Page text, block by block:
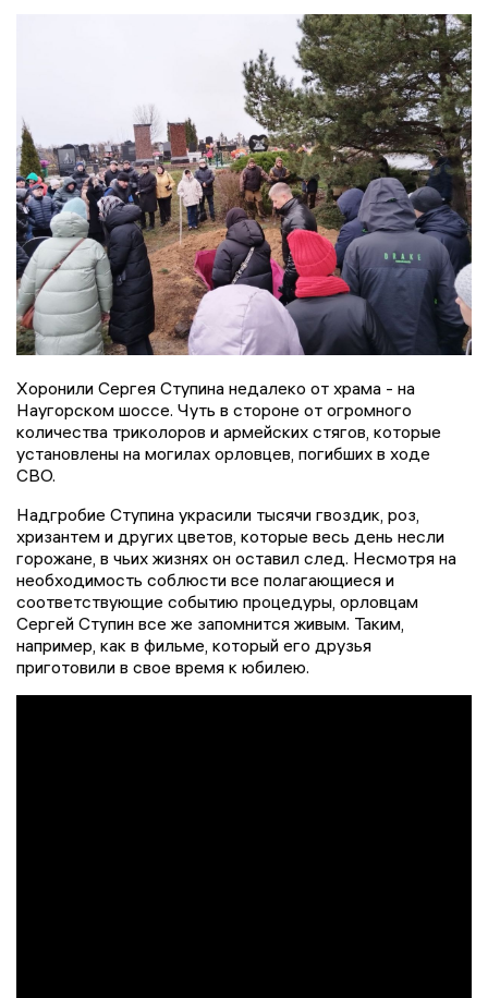
Хоронили Сергея Ступина недалеко от храма - на
Наугорском шоссе. Чуть в стороне от огромного
количества триколоров и армейских стягов, которые
установлены на могилах орловцев, погибших в ходе
СВО.
Надгробие Ступина украсили тысячи гвоздик, роз,
хризантем и других цветов, которые весь день несли
горожане, в чьих жизнях он оставил след. Несмотря на
необходимость соблюсти все полагающиеся и
соответствующие событию процедуры, орловцам
Сергей Ступин все же запомнится живым. Таким,
например, как в фильме, который его друзья
приготовили в свое время к юбилею.